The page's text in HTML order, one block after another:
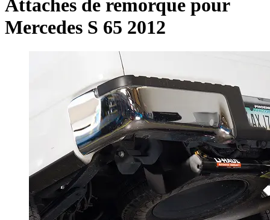
Attaches de remorque pour
Mercedes S 65 2012